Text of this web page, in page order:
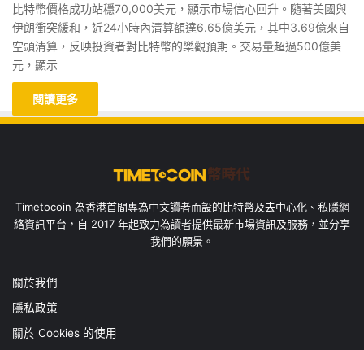
比特幣價格成功站穩70,000美元，顯示市場信心回升。隨著美國與
伊朗衝突緩和，近24小時內清算額達6.65億美元，其中3.69億來自
空頭清算，反映投資者對比特幣的樂觀預期。交易量超過500億美
元，顯示
閱讀更多
Timetocoin 為香港首間專為中文讀者而設的比特幣及去中心化、私隱網
絡資訊平台，自 2017 年起致力為讀者提供最新市場資訊及服務，並分享
我們的願景。
關於我們
隱私政策
關於 Cookies 的使用